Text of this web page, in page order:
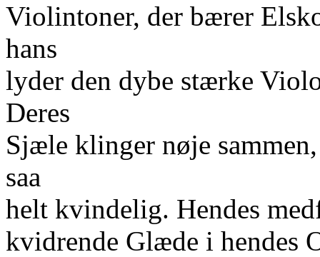
Violintoner, der bærer
hans
lyder den dybe stærke
Deres
Sjæle klinger nøje
saa
helt kvindelig. Hendes
kvidrende Glæde i hendes